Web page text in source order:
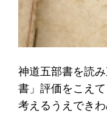
神道五部書を読
書」評価をこえ
考えるうえでき